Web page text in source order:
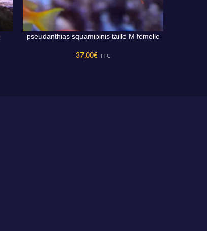
AJOUTER AU PANIER
pseudanthias squamipinis taille M femelle
37,00€ TTC